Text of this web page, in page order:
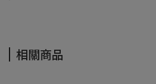
相關商品